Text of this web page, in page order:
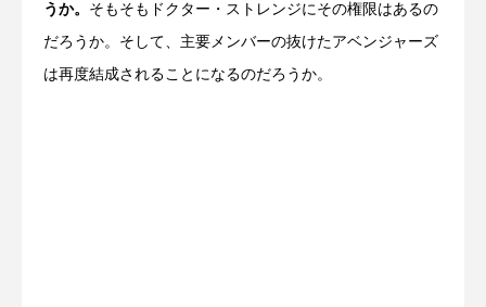
うか。 そもそもドクター・ストレンジにその権限はあるの
だろうか。そして、主要メンバーの抜けたアベンジャーズ
は再度結成されることになるのだろうか。